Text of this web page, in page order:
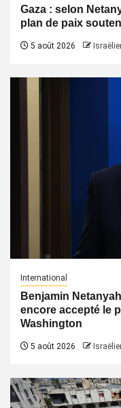
Gaza : selon
plan de paix
5 août 2026
International
Benjamin
encore accepté le
Washington
5 août 2026